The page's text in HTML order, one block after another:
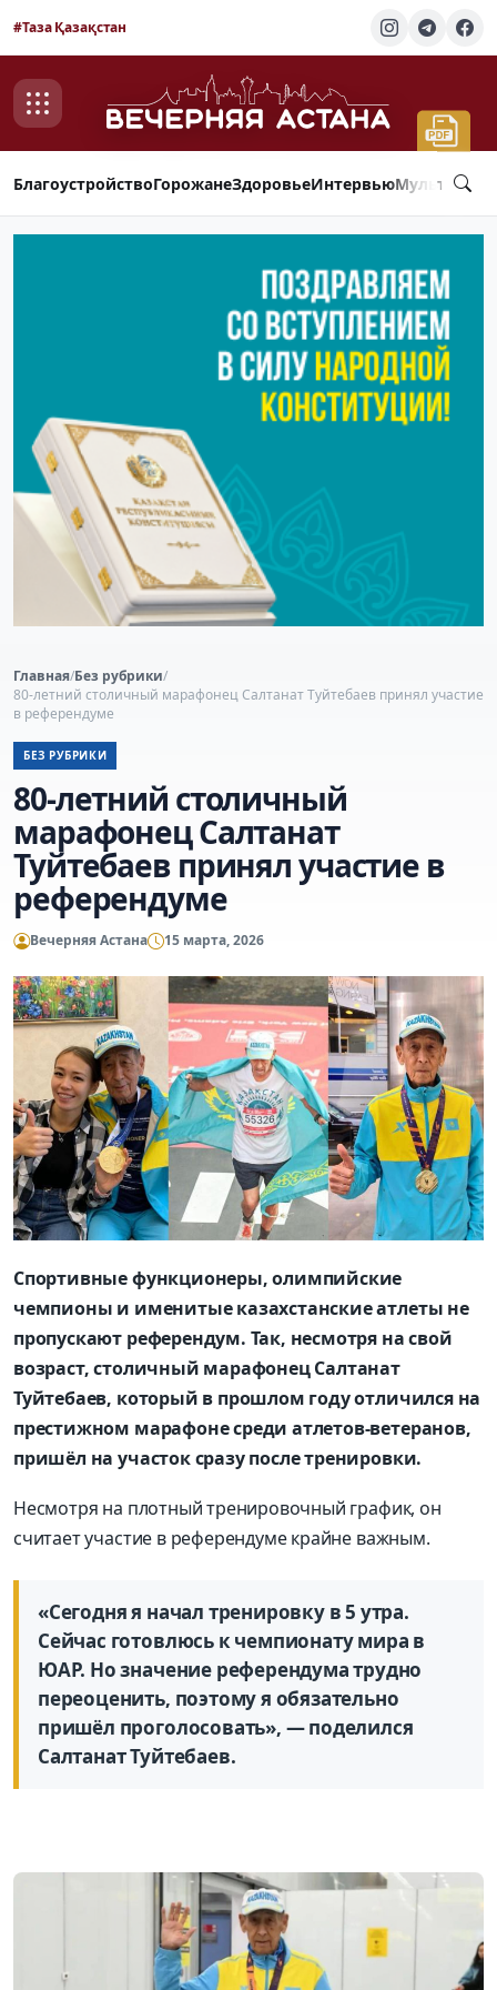
#Таза Қазақстан
БлагоустройствоГорожанеЗдоровьеИнтервью
Главная/Без рубрики/
80-летний столичный марафонец Салтанат Туйтебаев принял участие
в референдуме
БЕЗ РУБРИКИ
80-летний столичный
марафонец Салтанат
Туйтебаев принял участие в
референдуме
Вечерняя Астана 15 марта, 2026
Спортивные функционеры, олимпийские
чемпионы и именитые казахстанские атлеты не
пропускают референдум. Так, несмотря на свой
возраст, столичный марафонец Салтанат
Туйтебаев, который в прошлом году отличился на
престижном марафоне среди атлетов-ветеранов,
пришёл на участок сразу после тренировки.
Несмотря на плотный тренировочный график, он
считает участие в референдуме крайне важным.
«Сегодня я начал тренировку в 5 утра.
Сейчас готовлюсь к чемпионату мира в
ЮАР. Но значение референдума трудно
переоценить, поэтому я обязательно
пришёл проголосовать», — поделился
Салтанат Туйтебаев.